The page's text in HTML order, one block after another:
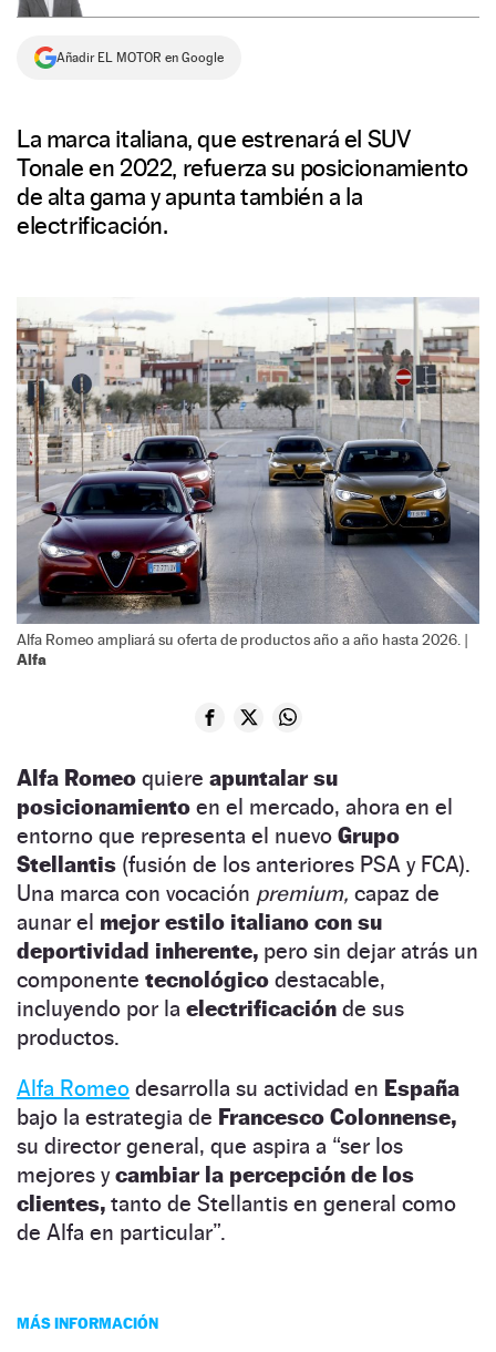
Añadir EL MOTOR en Google
La marca italiana, que estrenará el SUV
Tonale en 2022, refuerza su posicionamiento
de alta gama y apunta también a la
electrificación.
Alfa Romeo ampliará su oferta de productos año a año hasta 2026. |
Alfa
Alfa Romeo quiere apuntalar su
posicionamiento en el mercado, ahora en el
entorno que representa el nuevo Grupo
Stellantis (fusión de los anteriores PSA y FCA).
Una marca con vocación premium, capaz de
aunar el mejor estilo italiano con su
deportividad inherente, pero sin dejar atrás un
componente tecnológico destacable,
incluyendo por la electrificación de sus
productos.
Alfa Romeo desarrolla su actividad en España
bajo la estrategia de Francesco Colonnense,
su director general, que aspira a “ser los
mejores ycambiar la percepción de los
clientes, tanto de Stellantis en general como
de Alfa en particular”.
MÁS INFORMACIÓN